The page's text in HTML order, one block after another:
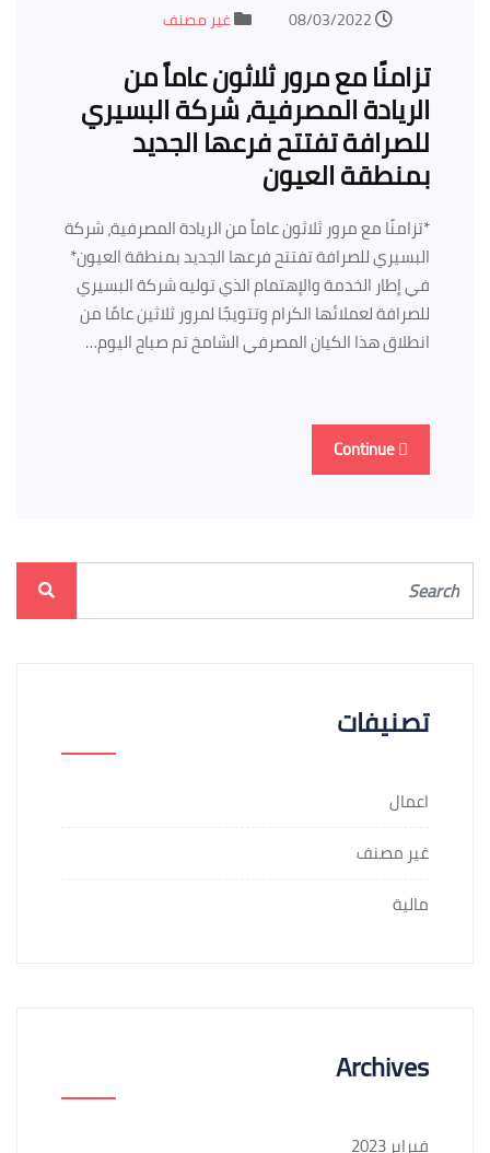
غير مصنف
تزامنًا مع مرور ثلاثون عاماً من
الريادة المصرفية، شركة البسيري
للصرافة تفتتح فرعها الجديد
بمنطقة العيون
*تزامنًا مع مرور ثلاثون عاماً من الريادة المصرفية، شركة
البسيري للصرافة تفتتح فرعها الجديد بمنطقة العيون*
في إطار الخدمة والإهتمام الذي توليه شركة البسيري
للصرافة لعملائها الكرام وتتويجًا لمرور ثلاثين عامًا من
انطلاق هذا الكيان المصرفي الشامخ تم صباح اليوم…
Continue
تصنيفات
اعمال
غير مصنف
مالية
Archives
فبراير 2023